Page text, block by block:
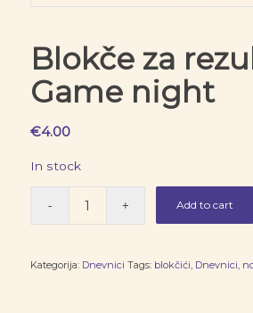
Blokče za
Game night
€4.00
In stock
Add to cart
Kategorija: Dnevnici Tags: blokčići, Dnevnici,